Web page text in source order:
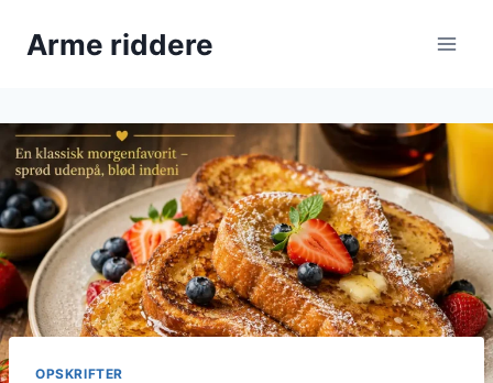
Arme riddere
OPSKRIFTER